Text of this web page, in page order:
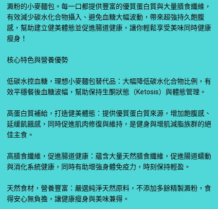
澱粉的小麥麵包。每一口都提供豐富的優質蛋白質與大量膳食纖維，
有效減少碳水化合物攝入、避免血糖大幅波動，帶來超強持久飽腹
感，幫助建立健美體態並促進腸道健康，讓你輕鬆享受美味同時健康
瘦身！
核心特色與營養優勢
低碳水控血糖，理想小麥麵包替代品：大幅降低碳水化合物比例，有
效平穩餐後血糖波幅，幫助保持生酮狀態（Ketosis）與體態管理。
高蛋白質補給，打造健美體態：提供優質蛋白質來源，增加飽腹感、
延緩飢餓感，同時促進肌肉修復與維持，是健身與增肌減脂族群的絕
佳主食。
高膳食纖維，促進腸道健康：蘊含大量天然膳食纖維，促進腸道蠕動
與消化系統健康，同時有助增強身體免疫力，時刻保持輕盈。
天然食材，營養豐富：嚴選純淨天然原料，不添加多餘精製澱粉，食
得安心無負擔，讓健康瘦身與美味兼得。